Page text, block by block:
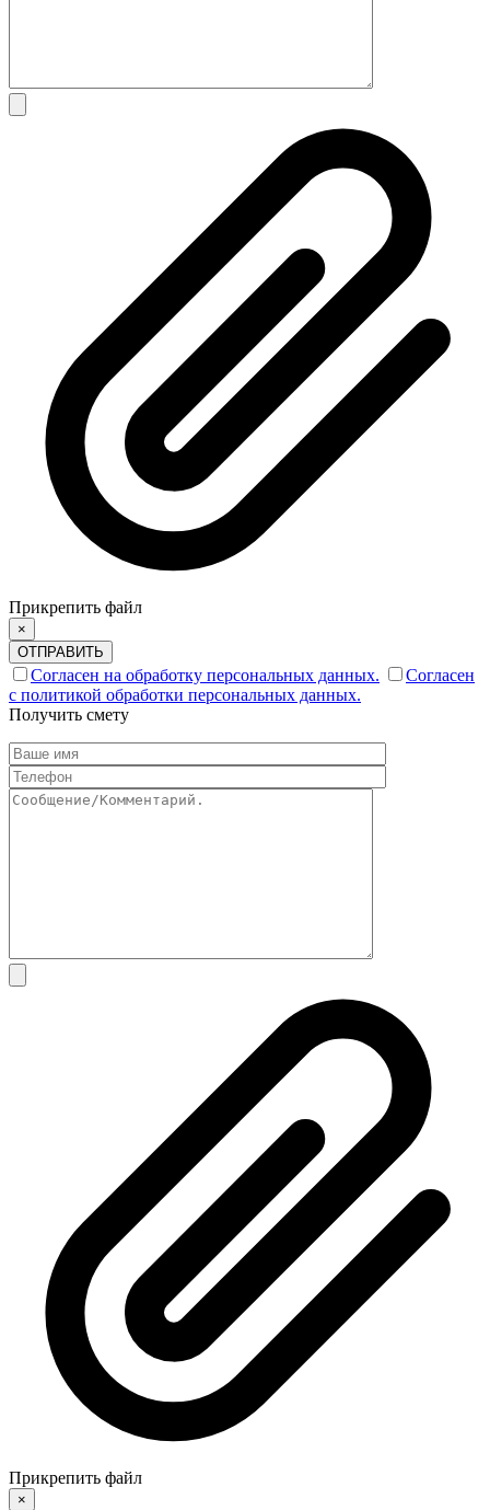
Прикрепить файл
×
ОТПРАВИТЬ
Согласен на обработку персональных данных.
Согласен
с политикой обработки персональных данных.
Получить смету
Прикрепить файл
×